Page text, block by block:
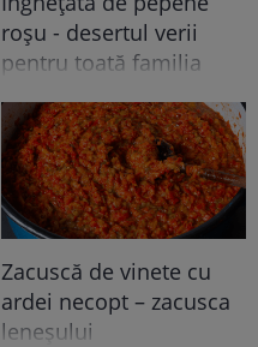
roșu - desertul verii
pentru toată familia
Zacuscă de vinete cu
ardei necopt – zacusca
leneșului